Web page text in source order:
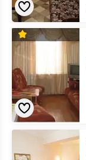
«Профсоюзная»
гостиница
в
центре
«Red»
гостиница
в